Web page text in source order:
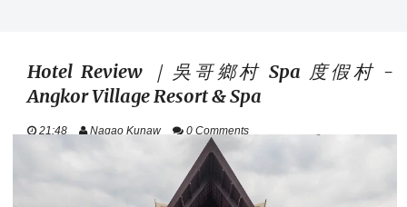
HOTELS / RAILWAY
Hotel Review ｜吳哥鄉村 Spa 度假村 -
Angkor Village Resort & Spa
21:48 Nagao Kunaw 0 Comments